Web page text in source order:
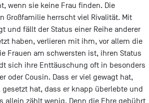
wenn sie keine Frau finden. Die
Großfamilie herrscht viel Rivalität. Mit
und fällt der Status einer Reihe anderer
haben, verlieren mit ihm, vor allem die
Frauen am schwersten ist, ihren Status
sich ihre Enttäuschung oft in besonders
oder Cousin. Dass er viel gewagt hat,
hat, dass er knapp überlebte und
zählt wenig. Denn die Ehre gebührt